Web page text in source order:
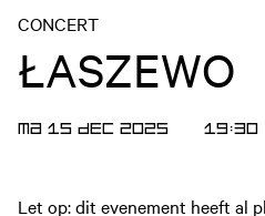
CONCERT
ŁASZEWO
MA 15 DEC 2025 19:30
Let op: dit evenement heeft al